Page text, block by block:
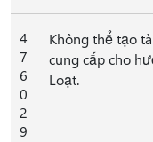
4
7
6
0
2
9
Không thể tạo
cung cấp cho
Loạt.